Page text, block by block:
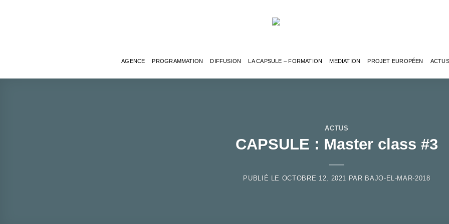
AGENCE PROGRAMMATION DIFFUSION LA CAPSULE – FORMATION MEDIATION PROJET EUROPÉEN ACTUS
ACTUS
CAPSULE : Master class #3
PUBLIÉ LE OCTOBRE 12, 2021 PAR BAJO-EL-MAR-2018